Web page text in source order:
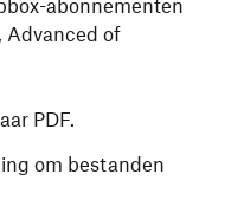
abonnementen
Advanced of
PDF.
om bestanden